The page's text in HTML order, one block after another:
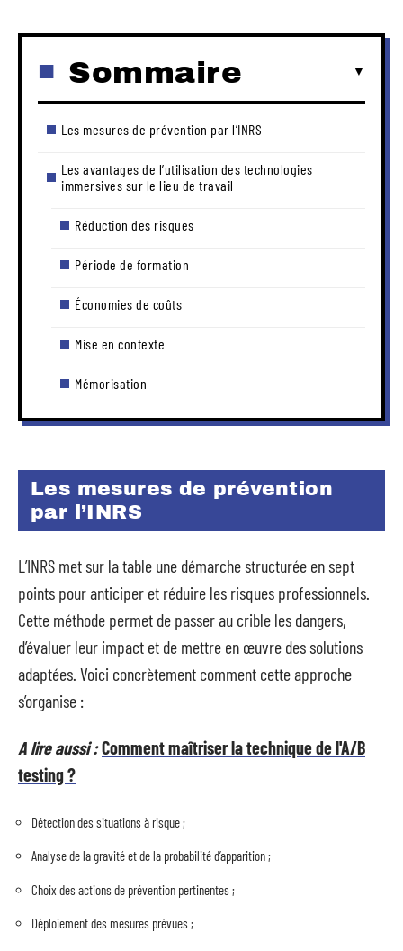
Sommaire
Les mesures de prévention par l’INRS
Les avantages de l’utilisation des technologies
immersives sur le lieu de travail
Réduction des risques
Période de formation
Économies de coûts
Mise en contexte
Mémorisation
Les mesures de prévention
par l’INRS
L’INRS met sur la table une démarche structurée en sept
points pour anticiper et réduire les risques professionnels.
Cette méthode permet de passer au crible les dangers,
d’évaluer leur impact et de mettre en œuvre des solutions
adaptées. Voici concrètement comment cette approche
s’organise :
A lire aussi :Comment maîtriser la technique de l'A/B
testing ?
Détection des situations à risque ;
Analyse de la gravité et de la probabilité d’apparition ;
Choix des actions de prévention pertinentes ;
Déploiement des mesures prévues ;